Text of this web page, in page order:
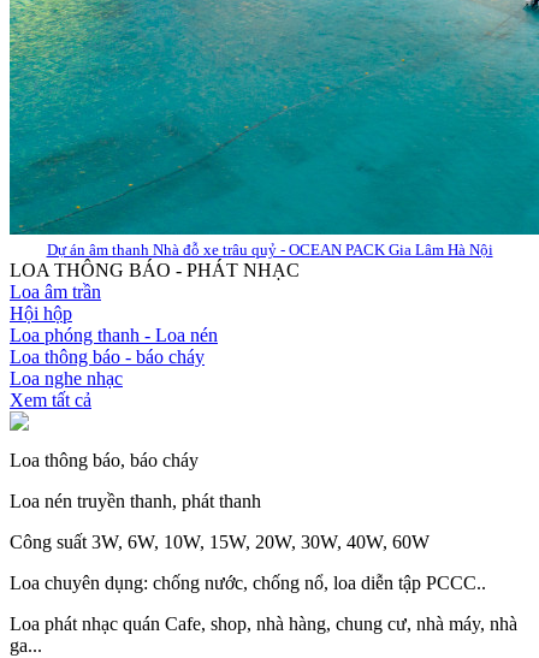
Dự án âm thanh Nhà đỗ xe trâu quỷ - OCEAN PACK Gia Lâm Hà Nội
LOA THÔNG BÁO - PHÁT NHẠC
Loa âm trần
Hội hộp
Loa phóng thanh - Loa nén
Loa thông báo - báo cháy
Loa nghe nhạc
Xem tất cả
Loa thông báo, báo cháy
Loa nén truyền thanh, phát thanh
Công suất 3W, 6W, 10W, 15W, 20W, 30W, 40W, 60W
Loa chuyên dụng: chống nước, chống nổ, loa diễn tập PCCC..
Loa phát nhạc quán Cafe, shop, nhà hàng, chung cư, nhà máy, nhà
ga...